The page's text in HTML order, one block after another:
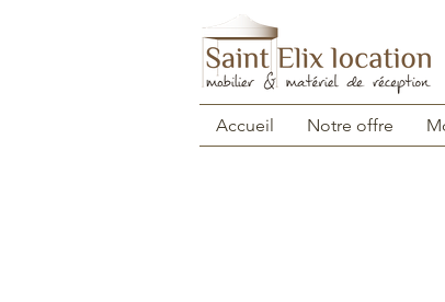
Accueil Notre offre